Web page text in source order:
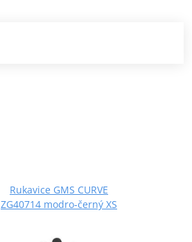
Rukavice GMS CURVE
ZG40714 modro-černý XS